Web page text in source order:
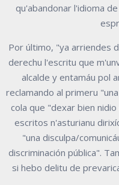
qu'abandonar l'idioma
Por último, "ya arriendes
derechu l'escritu que
alcalde y entamáu pol
reclamando al primeru
cola que "dexar bien
escritos n'asturianu
"una disculpa/
discriminación pública".
si hebo delitu de